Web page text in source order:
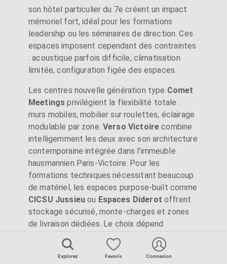
Explorez Favoris Connexion
son hôtel particulier du 7e créent un impact
mémoriel fort, idéal pour les formations
leadership ou les séminaires de direction. Ces
espaces imposent cependant des contraintes
: acoustique parfois difficile, climatisation
limitée, configuration figée des espaces.
Les centres nouvelle génération type Comet
Meetings privilégient la flexibilité totale :
murs mobiles, mobilier sur roulettes, éclairage
modulable par zone.Verso Victoire combine
intelligemment les deux avec son architecture
contemporaine intégrée dans l'immeuble
hausmannien Paris-Victoire. Pour les
formations techniques nécessitant beaucoup
de matériel, les espaces purpose-built comme
CICSU Jussieuou Espaces Diderot offrent
stockage sécurisé, monte-charges et zones
de livraison dédiées. Le choix dépend
ultimement de votre message : tradition et
prestige versus innovation et agilité.